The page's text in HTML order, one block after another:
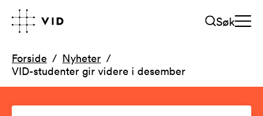
Søk
Forside
Nyheter
VID-studenter gir videre i desember